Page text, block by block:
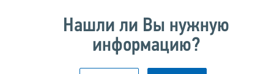
Нашли ли Вы нужную
информацию?